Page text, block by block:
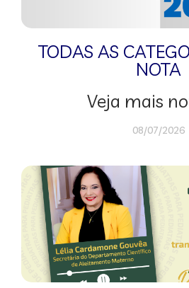
TODAS AS
NOTA
Veja mais
08/07/2026